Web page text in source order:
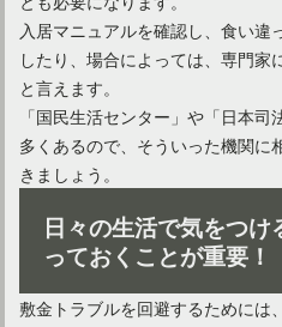
入居マニュアルを確認し、食い違
したり、場合によっては、専門
と言えます。
「国民生活センター」や「日本
多くあるので、そういった機関に
きましょう。
日々の生活で気をつ
っておくことが重要！
敷金トラブルを回避するためには